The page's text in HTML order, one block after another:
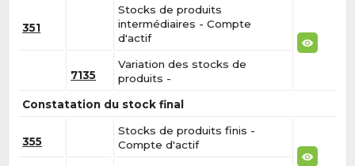
351
Stocks de produits
intermédiaires - Compte
d'actif
7135
Variation des stocks de
produits -
Constatation du stock final
355
Stocks de produits finis -
Compte d'actif